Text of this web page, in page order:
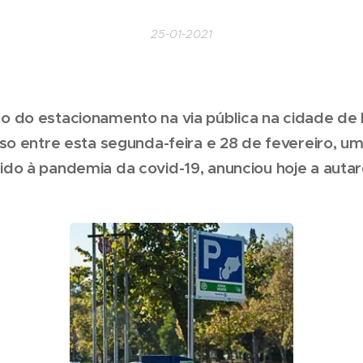
25-01-2021
do estacionamento na via pública na cidade de
entre esta segunda-feira e 28 de fevereiro,
à pandemia da covid-19, anunciou hoje a